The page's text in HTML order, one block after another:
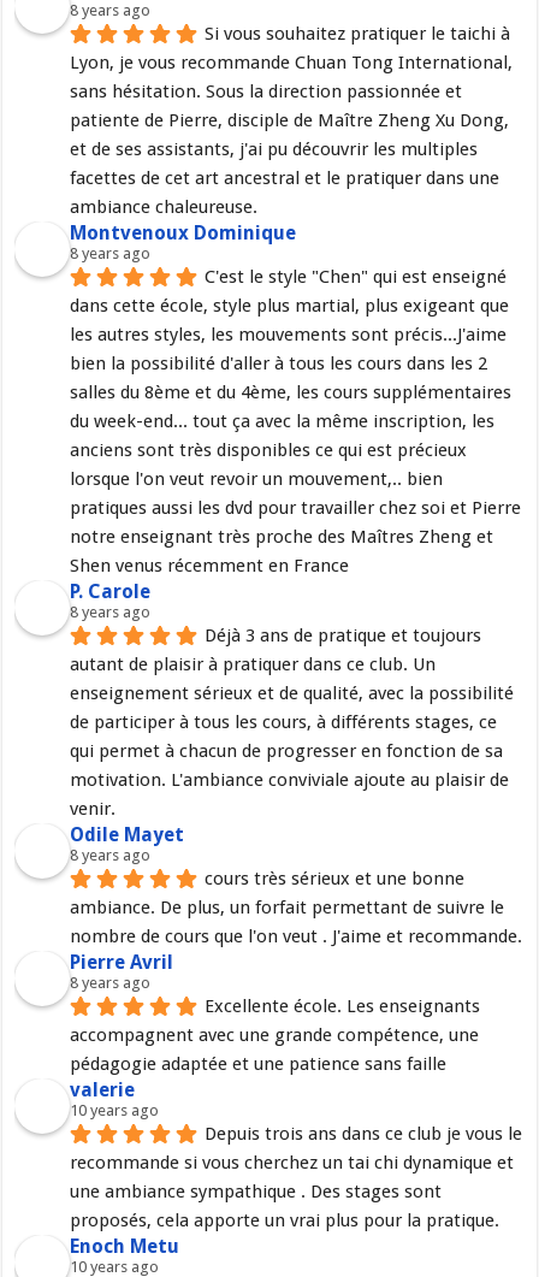
8 years ago
Si vous souhaitez pratiquer le taichi à
Lyon, je vous recommande Chuan Tong International,
sans hésitation. Sous la direction passionnée et
patiente de Pierre, disciple de Maître Zheng Xu Dong,
et de ses assistants, j'ai pu découvrir les multiples
facettes de cet art ancestral et le pratiquer dans une
ambiance chaleureuse.
Montvenoux Dominique
8 years ago
C'est le style "Chen" qui est enseigné
dans cette école, style plus martial, plus exigeant que
les autres styles, les mouvements sont précis...J'aime
bien la possibilité d'aller à tous les cours dans les 2
salles du 8ème et du 4ème, les cours supplémentaires
du week-end... tout ça avec la même inscription, les
anciens sont très disponibles ce qui est précieux
lorsque l'on veut revoir un mouvement,.. bien
pratiques aussi les dvd pour travailler chez soi et Pierre
notre enseignant très proche des Maîtres Zheng et
Shen venus récemment en France
P. Carole
8 years ago
Déjà 3 ans de pratique et toujours
autant de plaisir à pratiquer dans ce club. Un
enseignement sérieux et de qualité, avec la possibilité
de participer à tous les cours, à différents stages, ce
qui permet à chacun de progresser en fonction de sa
motivation. L'ambiance conviviale ajoute au plaisir de
venir.
Odile Mayet
8 years ago
cours très sérieux et une bonne
ambiance. De plus, un forfait permettant de suivre le
nombre de cours que l'on veut . J'aime et recommande.
Pierre Avril
8 years ago
Excellente école. Les enseignants
accompagnent avec une grande compétence, une
pédagogie adaptée et une patience sans faille
valerie
10 years ago
Depuis trois ans dans ce club je vous le
recommande si vous cherchez un tai chi dynamique et
une ambiance sympathique . Des stages sont
proposés, cela apporte un vrai plus pour la pratique.
Enoch Metu
10 years ago